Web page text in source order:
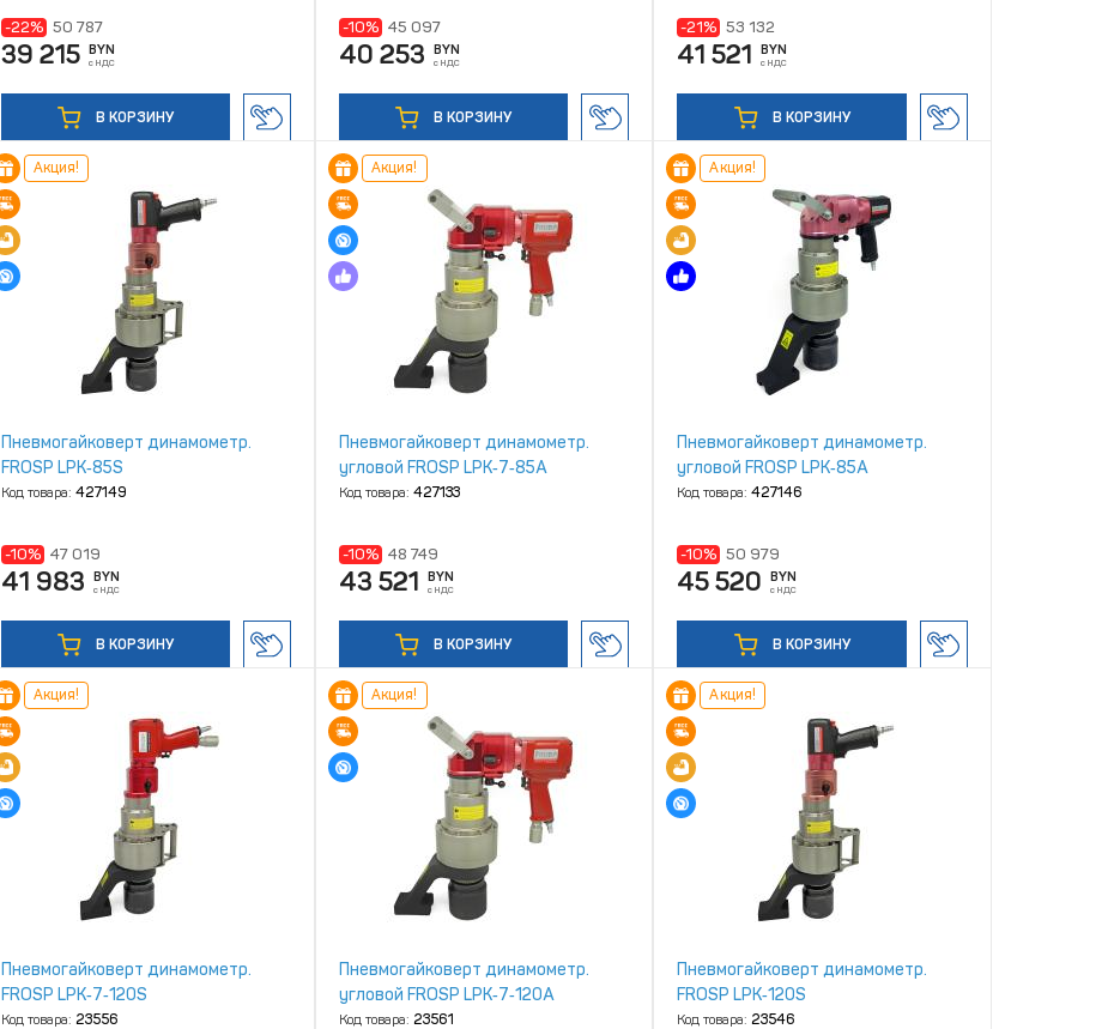
-22% 50 787
39 215 BYN
с НДС
В КОРЗИНУ
-10% 45 097
40 253 BYN
с НДС
В КОРЗИНУ
-21% 53 132
41 521 BYN
с НДС
В КОРЗИНУ
Акция!
Пневмогайковерт динамометр.
FROSP LPK‑85S
Код товара: 427149
-10% 47 019
41 983 BYN
с НДС
В КОРЗИНУ
Акция!
Пневмогайковерт динамометр.
угловой FROSP LPK‑7‑85A
Код товара: 427133
-10% 48 749
43 521 BYN
с НДС
В КОРЗИНУ
Акция!
Пневмогайковерт динамометр.
угловой FROSP LPK‑85A
Код товара:427146
-10% 50 979
45 520 BYN
с НДС
В КОРЗИНУ
Акция!
Пневмогайковерт динамометр.
FROSP LPK‑7‑120S
Код товара: 23556
Акция!
Пневмогайковерт динамометр.
угловой FROSP LPK‑7‑120A
Код товара: 23561
Акция!
Пневмогайковерт динамометр.
FROSP LPK‑120S
Код товара:23546